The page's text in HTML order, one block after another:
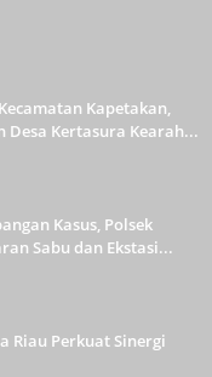
Kapetakan,
Desa Kertasura Kearah...
Kasus, Polsek
Sabu dan Ekstasi...
Riau Perkuat Sinergi